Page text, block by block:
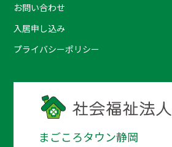
お問い合わせ
入居申し込み
プライバシーポリシー
まごころタウン静岡